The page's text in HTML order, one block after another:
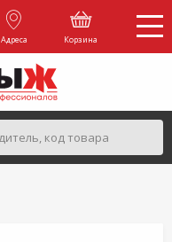
Адреса Корзина